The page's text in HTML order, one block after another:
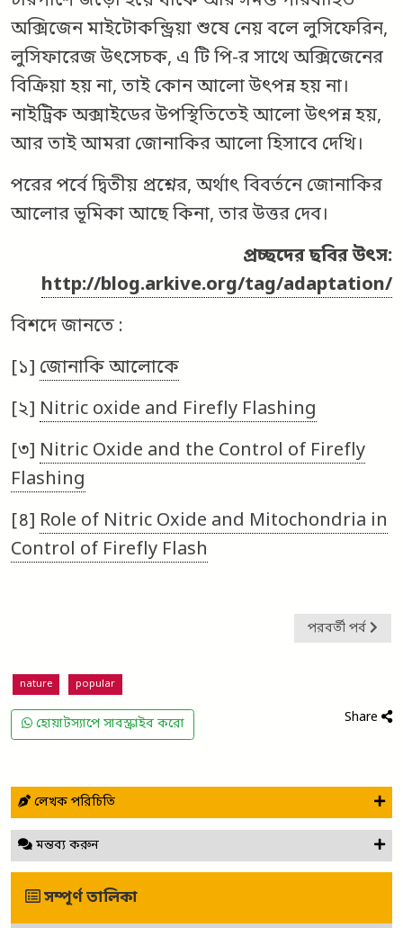
অক্সিজেন মাইটোকন্ড্রিয়া শুষে নেয় বলে লুসিফেরিন,
লুসিফারেজ উৎসেচক, এ টি পি-র সাথে অক্সিজেনের
বিক্রিয়া হয় না, তাই কোন আলো উৎপন্ন হয় না।
নাইট্রিক অক্সাইডের উপস্থিতিতেই আলো উৎপন্ন হয়,
আর তাই আমরা জোনাকির আলো হিসাবে দেখি।
পরের পর্বে দ্বিতীয় প্রশ্নের, অর্থাৎ বিবর্তনে জোনাকির
আলোর ভূমিকা আছে কিনা, তার উত্তর দেব।
প্রচ্ছদের ছবির উৎস:
http://blog.arkive.org/tag/adaptation/
বিশদে জানতে :
[১] জোনাকি আলোকে
[২] Nitric oxide and Firefly Flashing
[৩] Nitric Oxide and the Control of Firefly
Flashing
[৪] Role of Nitric Oxide and Mitochondria in
Control of Firefly Flash
পরবর্তী পর্ব
nature popular
হোয়াটস্যাপে সাবস্ক্রাইব করো Share
লেখক পরিচিতি
মন্তব্য করুন
সম্পূর্ণ তালিকা